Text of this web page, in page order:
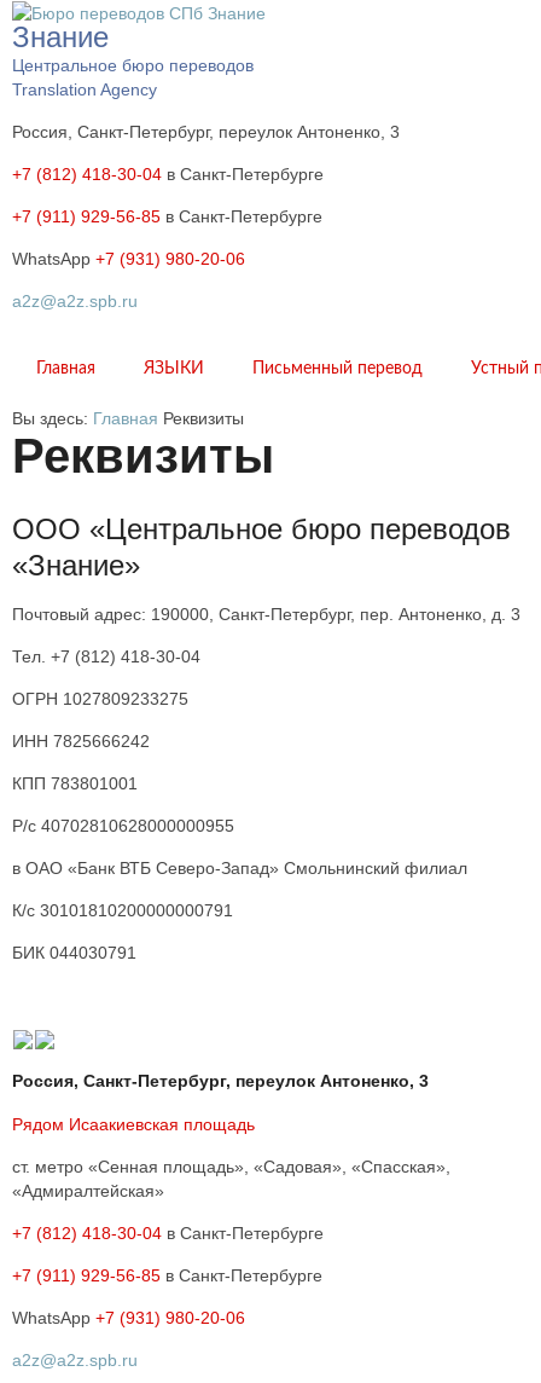
Знание
Центральное бюро переводов
Translation Agency
Россия, Санкт-Петербург, переулок Антоненко, 3
+7 (812) 418-30-04 в Санкт-Петербурге
+7 (911) 929-56-85 в Санкт-Петербурге
WhatsApp +7 (931) 980-20-06
a2z@a2z.spb.ru
Главная ЯЗЫКИ Письменный перевод Устный
Вы здесь: Главная Реквизиты
Реквизиты
ООО «Центральное бюро переводов
«Знание»
Почтовый адрес: 190000, Санкт-Петербург, пер. Антоненко, д. 3
Тел. +7 (812) 418-30-04
ОГРН 1027809233275
ИНН 7825666242
КПП 783801001
Р/с 40702810628000000955
в ОАО «Банк ВТБ Северо-Запад» Смольнинский филиал
К/с 30101810200000000791
БИК 044030791
Россия, Санкт-Петербург, переулок Антоненко, 3
Рядом Исаакиевская площадь
ст. метро «Сенная площадь», «Садовая», «Спасская»,
«Адмиралтейская»
+7 (812) 418-30-04 в Санкт-Петербурге
+7 (911) 929-56-85 в Санкт-Петербурге
WhatsApp +7 (931) 980-20-06
a2z@a2z.spb.ru